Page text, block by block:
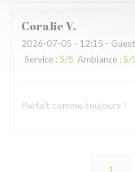
CoralieV
2026-07-05 - 12:15 -
Service : 5/5 Ambiance : 5/
Parfait comme toujours !